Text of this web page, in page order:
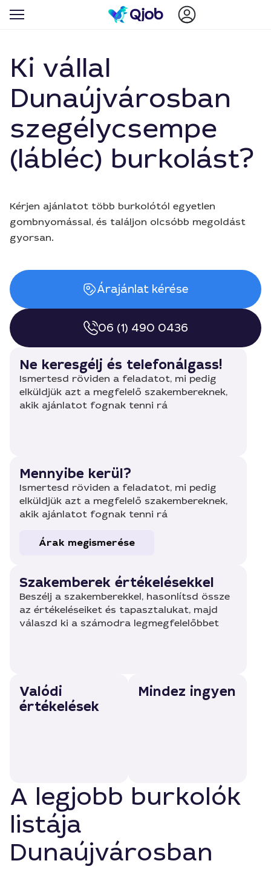
Ki vállal
Dunaújvárosban
szegélycsempe
(lábléc) burkolást?
Kérjen ajánlatot több burkolótól egyetlen
gombnyomással, és találjon olcsóbb megoldást
gyorsan.
Árajánlat kérése
06 (1) 490 0436
Ne keresgélj és telefonálgass!
Ismertesd röviden a feladatot, mi pedig
elküldjük azt a megfelelő szakembereknek,
akik ajánlatot fognak tenni rá
Mennyibe kerül?
Ismertesd röviden a feladatot, mi pedig
elküldjük azt a megfelelő szakembereknek,
akik ajánlatot fognak tenni rá
Árak megismerése
Szakemberek értékelésekkel
Beszélj a szakemberekkel, hasonlítsd össze
az értékeléseiket és tapasztalukat, majd
válaszd ki a számodra legmegfelelőbbet
Valódi
értékelések
Mindez ingyen
A legjobb burkolók
listája
Dunaújvárosban